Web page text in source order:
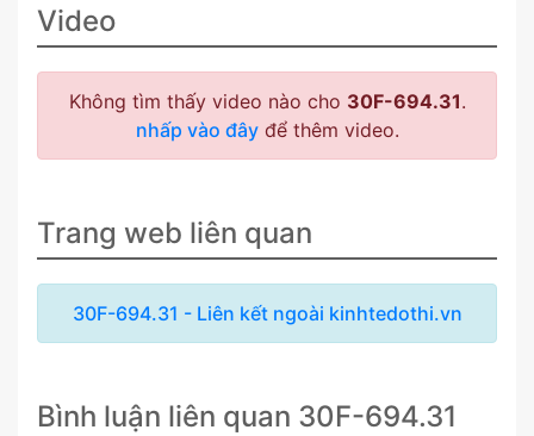
Video
Không tìm thấy video nào cho 30F-694.31.
nhấp vào đâyđể thêm video.
Trang web liên quan
30F-694.31 - Liên kết ngoài kinhtedothi.vn
Bình luận liên quan 30F-694.31